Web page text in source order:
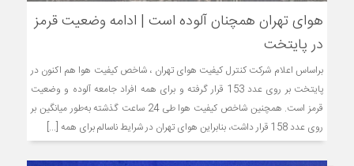
هوای تهران همچنان آلوده است | ادامه وضعیت قرمز
در پایتخت
براساس اعلام شرکت کنترل کیفیت هوای تهران ، شاخص کیفیت هوا هم اکنون در
پایتخت بر روی عدد 153 قرار گرفته و برای همه افراد جامعه آلوده و وضعیت
قرمز است. همچنین شاخص کیفیت هوا طی 24 ساعت گذشته به‌طور میانگین بر
روی عدد 158 قرار داشت، بنابراین هوای تهران در شرایط ناسالم برای همه [...]